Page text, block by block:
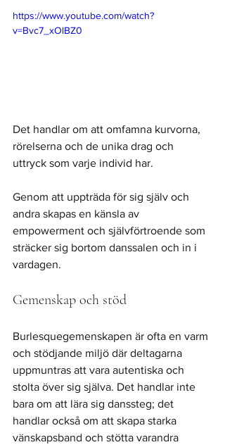
https://www.youtube.com/watch?
v=Bvc7_xOlBZ0
Det handlar om att omfamna kurvorna,
rörelserna och de unika drag och
uttryck som varje individ har.
Genom att uppträda för sig själv och
andra skapas en känsla av
empowerment och självförtroende som
sträcker sig bortom danssalen och in i
vardagen.
Gemenskap och stöd
Burlesquegemenskapen är ofta en varm
och stödjande miljö där deltagarna
uppmuntras att vara autentiska och
stolta över sig själva. Det handlar inte
bara om att lära sig danssteg; det
handlar också om att skapa starka
vänskapsband och stötta varandra